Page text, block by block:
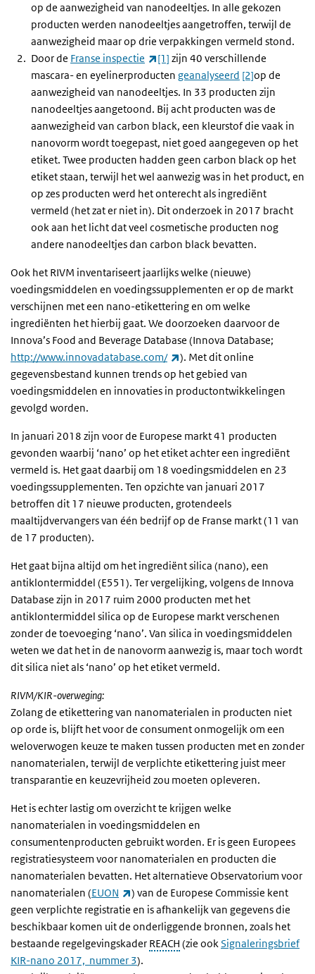
op de aanwezigheid van nanodeeltjes. In alle gekozen
producten werden nanodeeltjes aangetroffen, terwijl de
aanwezigheid maar op drie verpakkingen vermeld stond.
Door de Franse inspectie (externe link)
[1] zijn 40 verschillende
mascara- en eyelinerproducten geanalyseerd [2]op de
aanwezigheid van nanodeeltjes. In 33 producten zijn
nanodeeltjes aangetoond. Bij acht producten was de
aanwezigheid van carbon black, een kleurstof die vaak in
nanovorm wordt toegepast, niet goed aangegeven op het
etiket. Twee producten hadden geen carbon black op het
etiket staan, terwijl het wel aanwezig was in het product, en
op zes producten werd het onterecht als ingrediënt
vermeld (het zat er niet in). Dit onderzoek in 2017 bracht
ook aan het licht dat veel cosmetische producten nog
andere nanodeeltjes dan carbon black bevatten.
Ook het RIVM inventariseert jaarlijks welke (nieuwe)
voedingsmiddelen en voedingssupplementen er op de markt
verschijnen met een nano-etikettering en om welke
ingrediënten het hierbij gaat. We doorzoeken daarvoor de
Innova’s Food and Beverage Database (Innova Database;
http://www.innovadatabase.com/
(externe link)
). Met dit online
gegevensbestand kunnen trends op het gebied van
voedingsmiddelen en innovaties in productontwikkelingen
gevolgd worden.
In januari 2018 zijn voor de Europese markt 41 producten
gevonden waarbij ‘nano’ op het etiket achter een ingrediënt
vermeld is. Het gaat daarbij om 18 voedingsmiddelen en 23
voedingssupplementen. Ten opzichte van januari 2017
betroffen dit 17 nieuwe producten, grotendeels
maaltijdvervangers van één bedrijf op de Franse markt (11 van
de 17 producten).
Het gaat bijna altijd om het ingrediënt silica (nano), een
antiklontermiddel (E551). Ter vergelijking, volgens de Innova
Database zijn in 2017 ruim 2000 producten met het
antiklontermiddel silica op de Europese markt verschenen
zonder de toevoeging ‘nano’. Van silica in voedingsmiddelen
weten we dat het in de nanovorm aanwezig is, maar toch wordt
dit silica niet als ‘nano’ op het etiket vermeld.
RIVM/KIR-overweging:
Zolang de etikettering van nanomaterialen in producten niet
op orde is, blijft het voor de consument onmogelijk om een
weloverwogen keuze te maken tussen producten met en zonder
nanomaterialen, terwijl de verplichte etikettering juist meer
transparantie en keuzevrijheid zou moeten opleveren.
Het is echter lastig om overzicht te krijgen welke
nanomaterialen in voedingsmiddelen en
consumentenproducten gebruikt worden. Er is geen Europees
registratiesysteem voor nanomaterialen en producten die
nanomaterialen bevatten. Het alternatieve Observatorium voor
nanomaterialen (EUON (externe link)
) van de Europese Commissie kent
geen verplichte registratie en is afhankelijk van gegevens die
beschikbaar komen uit de onderliggende bronnen, zoals het
bestaande regelgevingskader REACH (zie ookSignaleringsbrief
KIR-nano 2017, nummer 3).